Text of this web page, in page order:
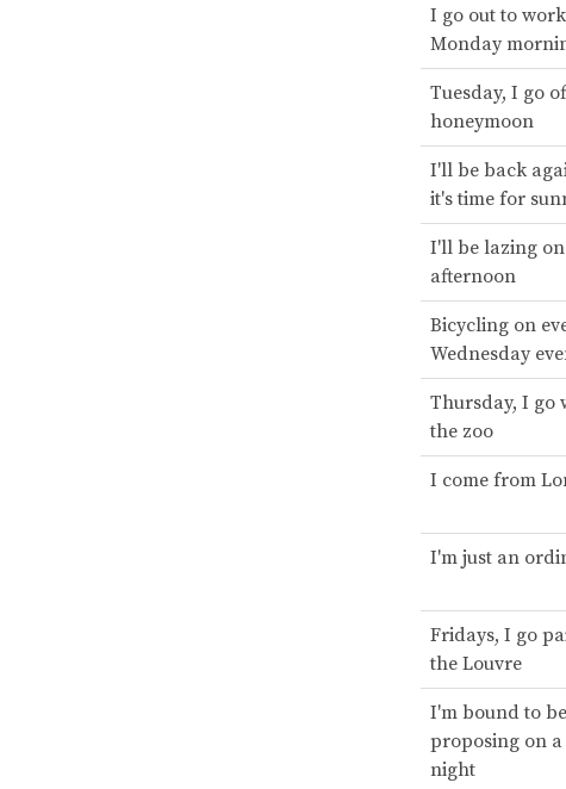
I go out to
Monday
Tuesday, I go
honeymoon
I'll be back
it's time for
I'll be lazing
afternoon
Bicycling on
Wednesday
Thursday, I go
the zoo
I come from
I'm just an
Fridays, I go
the Louvre
I'm bound to be
proposing on
night